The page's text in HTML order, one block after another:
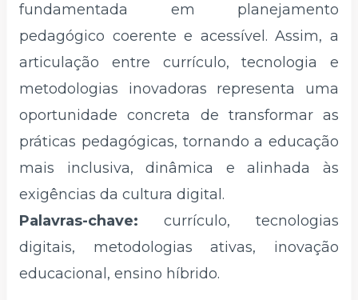
fundamentada em planejamento
pedagógico coerente e acessível. Assim, a
articulação entre currículo, tecnologia e
metodologias inovadoras representa uma
oportunidade concreta de transformar as
práticas pedagógicas, tornando a educação
mais inclusiva, dinâmica e alinhada às
exigências da cultura digital.
Palavras-chave: currículo, tecnologias
digitais, metodologias ativas, inovação
educacional, ensino híbrido.